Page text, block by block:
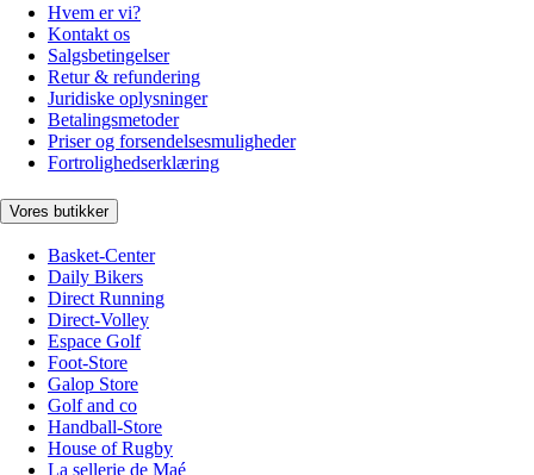
Hvem er vi?
Kontakt os
Salgsbetingelser
Retur & refundering
Juridiske oplysninger
Betalingsmetoder
Priser og forsendelsesmuligheder
Fortrolighedserklæring
Vores butikker
Basket-Center
Daily Bikers
Direct Running
Direct-Volley
Espace Golf
Foot-Store
Galop Store
Golf and co
Handball-Store
House of Rugby
La sellerie de Maé